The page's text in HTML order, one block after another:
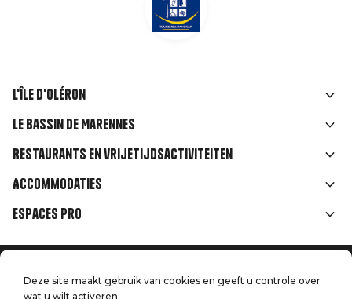
Liens
rubriques
L'île d'Oléron
Le Bassin de Marennes
Restaurants en vrijetijdsactiviteiten
Accommodaties
Espaces Pro
Menu
Juridische informatie
Druk op
Deze site maakt gebruik van cookies en geeft u controle over
wat u wilt activeren